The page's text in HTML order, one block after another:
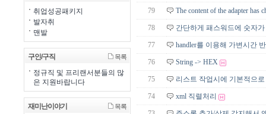
취업성공패키지
발자취
맨발
구인/구직 목록
정규직 및 프리랜서분들의 많
은 지원바랍니다
재미난이야기 목록
79 The content of the adapter
78 간단하게 패스워드에 숫자
77 handler를 이용해 가변시간
76 String -> HEX
75 리스트 작업시에 기본적으
74 xml 직렬처리